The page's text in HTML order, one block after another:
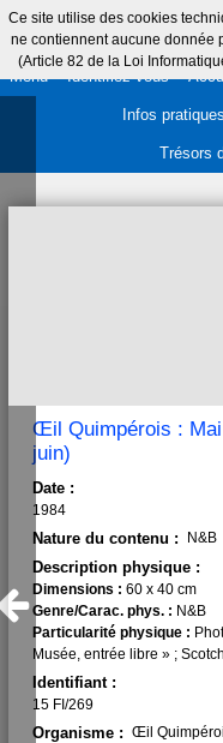
Ce site utilise des cookies
ne contiennent aucune donnée
(Article 82 de la Loi
Menu Identifiez-vous
Infos pratiques
Trésors
Œil Quimpérois :
juin)
Date :
1984
Nature du contenu : N&B
Description physique :
Dimensions : 60 x 40 cm
Genre/Carac. phys. : N&B
Particularité physique :
Musée, entrée libre » ;
Identifiant :
15 FI/269
Organisme : Œil